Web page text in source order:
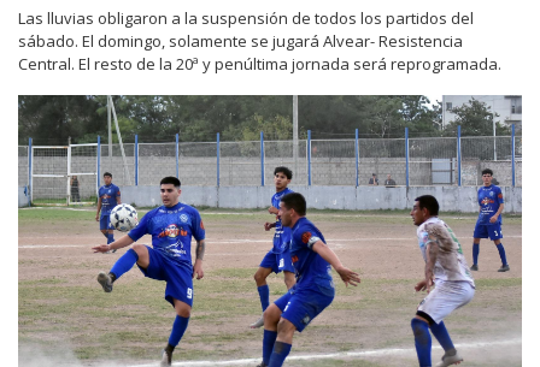
Las lluvias obligaron a la suspensión de todos los partidos del
sábado. El domingo, solamente se jugará Alvear- Resistencia
Central. El resto de la 20ª y penúltima jornada será reprogramada.